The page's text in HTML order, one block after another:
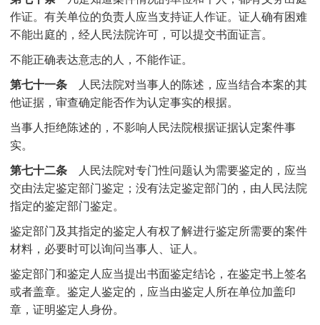
作证。有关单位的负责人应当支持证人作证。证人确有困难
不能出庭的，经人民法院许可，可以提交书面证言。
不能正确表达意志的人，不能作证。
第七十一条 人民法院对当事人的陈述，应当结合本案的其
他证据，审查确定能否作为认定事实的根据。
当事人拒绝陈述的，不影响人民法院根据证据认定案件事
实。
第七十二条 人民法院对专门性问题认为需要鉴定的，应当
交由法定鉴定部门鉴定；没有法定鉴定部门的，由人民法院
指定的鉴定部门鉴定。
鉴定部门及其指定的鉴定人有权了解进行鉴定所需要的案件
材料，必要时可以询问当事人、证人。
鉴定部门和鉴定人应当提出书面鉴定结论，在鉴定书上签名
或者盖章。鉴定人鉴定的，应当由鉴定人所在单位加盖印
章，证明鉴定人身份。